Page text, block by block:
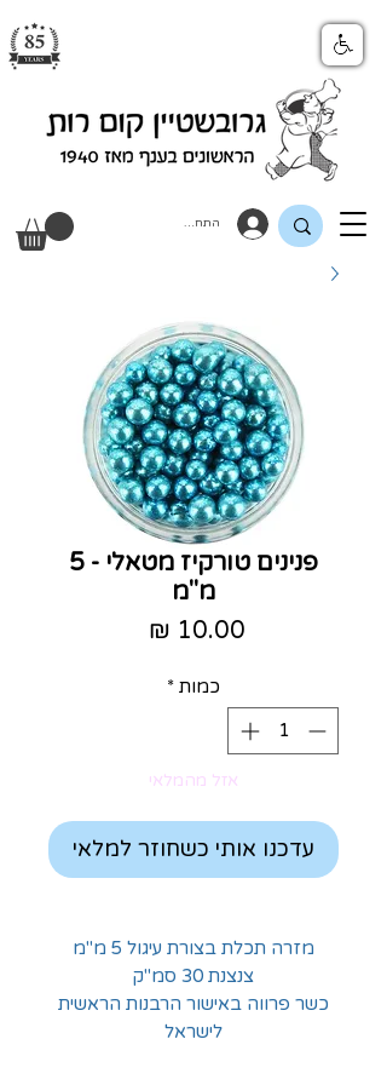
התחבר
פנינים טורקיז מטאלי - 5
מ"מ
כמות *
אזל מהמלאי
עדכנו אותי כשחוזר למלאי
מזרה תכלת בצורת עיגול 5 מ"מ
צנצנת 30 סמ"ק
כשר פרווה באישור הרבנות הראשית
לישראל